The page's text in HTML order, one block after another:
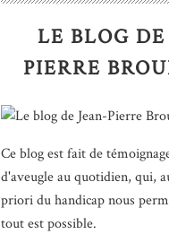
LE BLOG
PIERRE
Ce blog est fait de
d'aveugle au quotidien, qui,
priori du handicap nous
tout est possible.